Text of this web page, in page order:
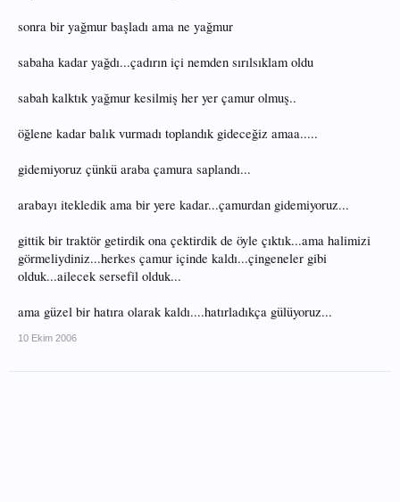
sonra bir yağmur başladı ama ne yağmur
sabaha kadar yağdı...çadırın içi nemden sırılsıklam oldu
sabah kalktık yağmur kesilmiş her yer çamur olmuş..
öğlene kadar balık vurmadı toplandık gideceğiz amaa.....
gidemiyoruz çünkü araba çamura saplandı...
arabayı itekledik ama bir yere kadar...çamurdan gidemiyoruz...
gittik bir traktör getirdik ona çektirdik de öyle çıktık...ama halimizi
görmeliydiniz...herkes çamur içinde kaldı...çingeneler gibi
olduk...ailecek sersefil olduk...
ama güzel bir hatıra olarak kaldı....hatırladıkça gülüyoruz...
10 Ekim 2006